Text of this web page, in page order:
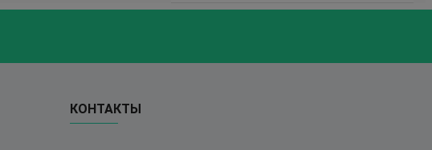
КОНТАКТЫ